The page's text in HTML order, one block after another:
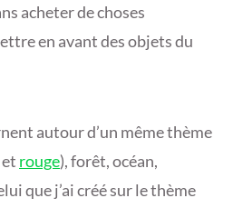
acheter de choses
en avant des objets du
autour d’un même thème
et rouge), forêt, océan,
que j’ai créé sur le thème